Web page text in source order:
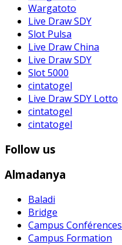
Wargatoto
Live Draw SDY
Slot Pulsa
Live Draw China
Live Draw SDY
Slot 5000
cintatogel
Live Draw SDY Lotto
cintatogel
cintatogel
Follow us
Almadanya
Baladi
Bridge
Campus Conférences
Campus Formation